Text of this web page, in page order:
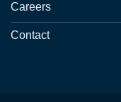
Careers
Contact